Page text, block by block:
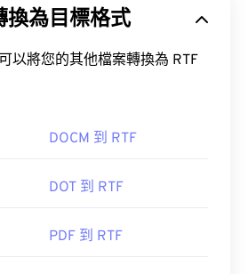
換為目標格式
將您的其他檔案轉換為 RTF
DOCM 到 RTF
DOT 到 RTF
PDF 到 RTF